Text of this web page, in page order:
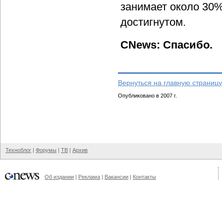
занимает около
достигнутом.
CNews: Спасибо.
Вернуться на главную
Опубликовано в 2007 г.
Техноблог | Форумы | ТВ | Архив
Об издании | Реклама | Вакансии | Контакты